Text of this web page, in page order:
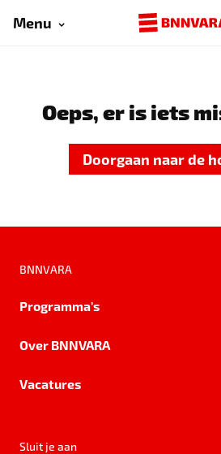
Menu
Oeps, er is iets
Doorgaan naar de
BNNVARA
Programma's
Over BNNVARA
Vacatures
Sluit je aan